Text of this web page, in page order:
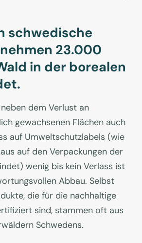
schwedische
23.000
in der borealen
dem Verlust an
gewachsenen Flächen auch
auf Umweltschutzlabels (wie
auf den Verpackungen der
wenig bis kein Verlass ist
Abbau. Selbst
die für die nachhaltige
sind, stammen oft aus
Schwedens.